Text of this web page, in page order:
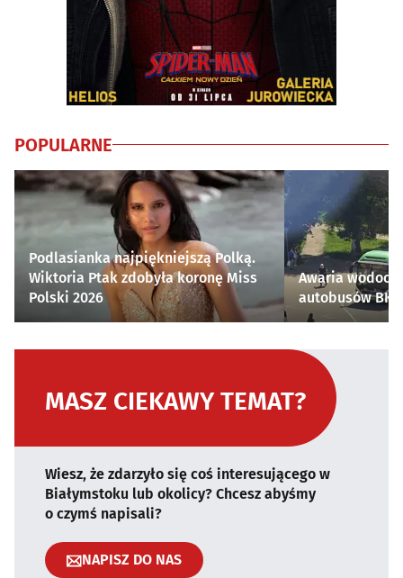
POPULARNE
Podlasianka najpiękniejszą Polką.
Wiktoria Ptak zdobyła koronę Miss
Polski 2026
Awaria
autobusów
MASZ CIEKAWY TEMAT?
Wiesz, że zdarzyło się coś interesującego w
Białymstoku lub okolicy? Chcesz abyśmy
o czymś napisali?
NAPISZ DO NAS